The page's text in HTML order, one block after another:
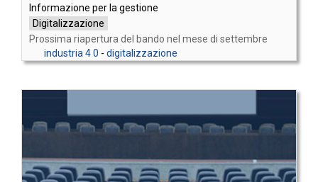
Informazione per la gestione
Digitalizzazione
Prossima riapertura del bando nel mese di settembre
industria 4 0 - digitalizzazione